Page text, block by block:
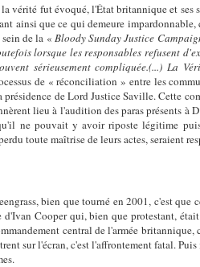
vérité fut évoqué, l'État britannique et ses
ainsi que ce qui demeure
de la « Bloody Sunday Justice
lorsque les responsables refusent
sérieusement compliquée.(...) La
de « réconciliation » entre les
de Lord Justice Saville. Cette
lieu à l'audition des paras présents
ne pouvait y avoir riposte légitime
toute maîtrise de leurs actes, seraient
bien que tourné en 2001, c'est
Cooper qui, bien que protestant,
central de l'armée
sur l'écran, c'est l'affrontement fatal.